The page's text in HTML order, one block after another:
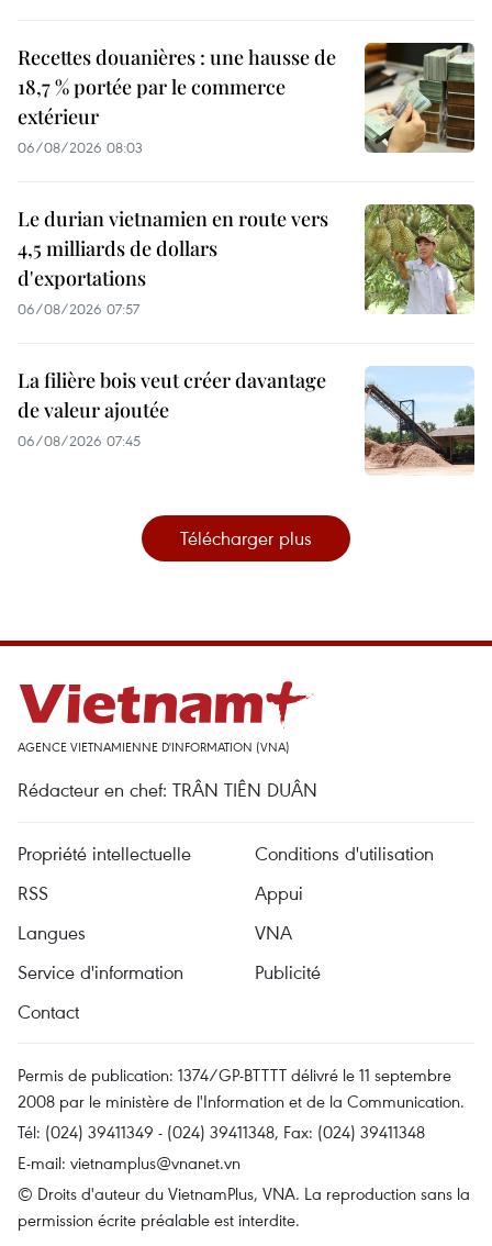
Recettes douanières : une hausse de
18,7 % portée par le commerce
extérieur
06/08/2026 08:03
Le durian vietnamien en route vers
4,5 milliards de dollars
d'exportations
06/08/2026 07:57
La filière bois veut créer davantage
de valeur ajoutée
06/08/2026 07:45
Télécharger plus
AGENCE VIETNAMIENNE D'INFORMATION (VNA)
Rédacteur en chef: TRÂN TIÊN DUÂN
Propriété intellectuelle
Conditions d'utilisation
RSS
Appui
Langues
VNA
Service d'information
Publicité
Contact
Permis de publication: 1374/GP-BTTTT délivré le 11 septembre
2008 par le ministère de l'Information et de la Communication.
Tél: (024) 39411349 - (024) 39411348, Fax: (024) 39411348
E-mail: vietnamplus@vnanet.vn
© Droits d'auteur du VietnamPlus, VNA. La reproduction sans la
permission écrite préalable est interdite.